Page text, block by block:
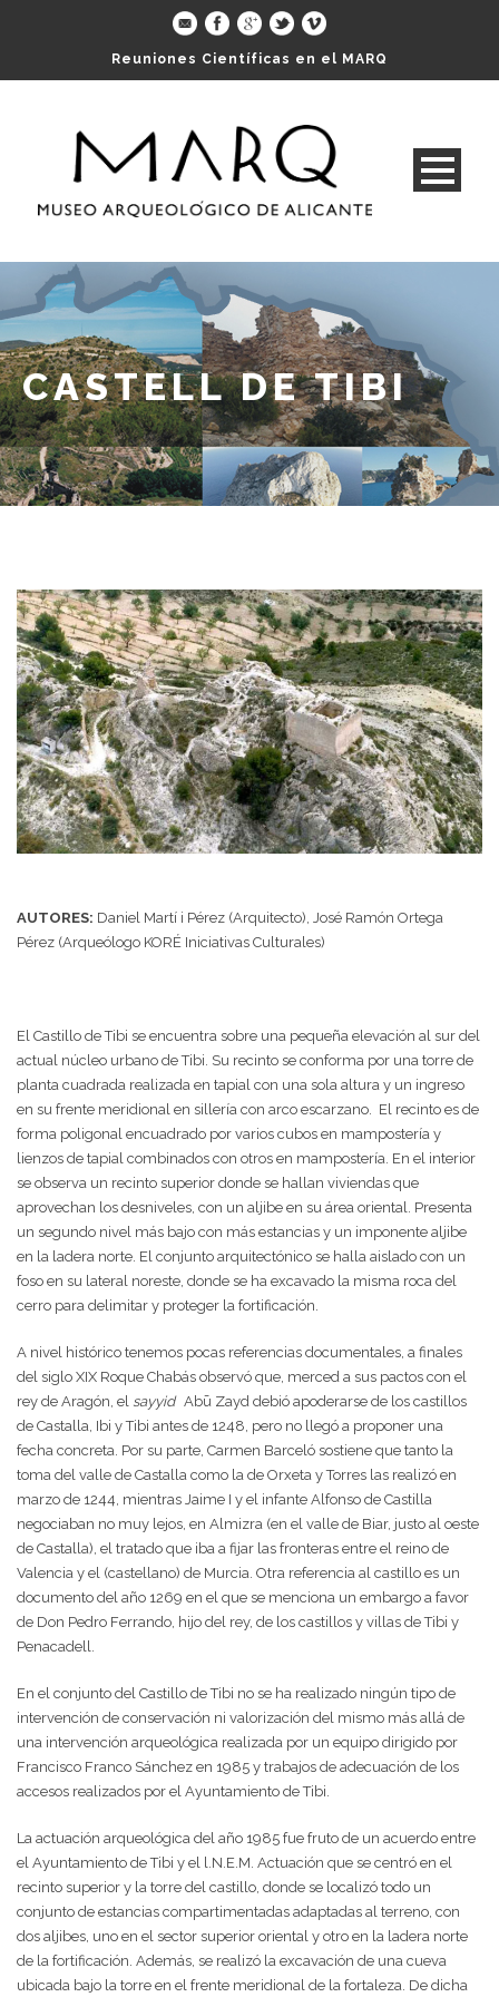
Reuniones Científicas en el MARQ
CASTELL DE TIBI
AUTORES: Daniel Martí i Pérez (Arquitecto), José Ramón Ortega
Pérez (Arqueólogo KORÉ Iniciativas Culturales)
El Castillo de Tibi se encuentra sobre una pequeña elevación al sur del
actual núcleo urbano de Tibi. Su recinto se conforma por una torre de
planta cuadrada realizada en tapial con una sola altura y un ingreso
en su frente meridional en sillería con arco escarzano. El recinto es de
forma poligonal encuadrado por varios cubos en mampostería y
lienzos de tapial combinados con otros en mampostería. En el interior
se observa un recinto superior donde se hallan viviendas que
aprovechan los desniveles, con un aljibe en su área oriental. Presenta
un segundo nivel más bajo con más estancias y un imponente aljibe
en la ladera norte. El conjunto arquitectónico se halla aislado con un
foso en su lateral noreste, donde se ha excavado la misma roca del
cerro para delimitar y proteger la fortificación.
A nivel histórico tenemos pocas referencias documentales, a finales
del siglo XIX Roque Chabás observó que, merced a sus pactos con el
rey de Aragón, el sayyid Abū Zayd debió apoderarse de los castillos
de Castalla, Ibi y Tibi antes de 1248, pero no llegó a proponer una
fecha concreta. Por su parte, Carmen Barceló sostiene que tanto la
toma del valle de Castalla como la de Orxeta y Torres las realizó en
marzo de 1244, mientras Jaime I y el infante Alfonso de Castilla
negociaban no muy lejos, en Almizra (en el valle de Biar, justo al oeste
de Castalla), el tratado que iba a fijar las fronteras entre el reino de
Valencia y el (castellano) de Murcia. Otra referencia al castillo es un
documento del año 1269 en el que se menciona un embargo a favor
de Don Pedro Ferrando, hijo del rey, de los castillos y villas de Tibi y
Penacadell.
En el conjunto del Castillo de Tibi no se ha realizado ningún tipo de
intervención de conservación ni valorización del mismo más allá de
una intervención arqueológica realizada por un equipo dirigido por
Francisco Franco Sánchez en 1985 y trabajos de adecuación de los
accesos realizados por el Ayuntamiento de Tibi.
La actuación arqueológica del año 1985 fue fruto de un acuerdo entre
el Ayuntamiento de Tibi y el l.N.E.M. Actuación que se centró en el
recinto superior y la torre del castillo, donde se localizó todo un
conjunto de estancias compartimentadas adaptadas al terreno, con
dos aljibes, uno en el sector superior oriental y otro en la ladera norte
de la fortificación. Además, se realizó la excavación de una cueva
ubicada bajo la torre en el frente meridional de la fortaleza. De dicha